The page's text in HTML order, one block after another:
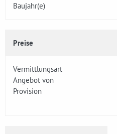
Baujahr(e)
Preise
Vermittlungsart
Angebot von
Provision